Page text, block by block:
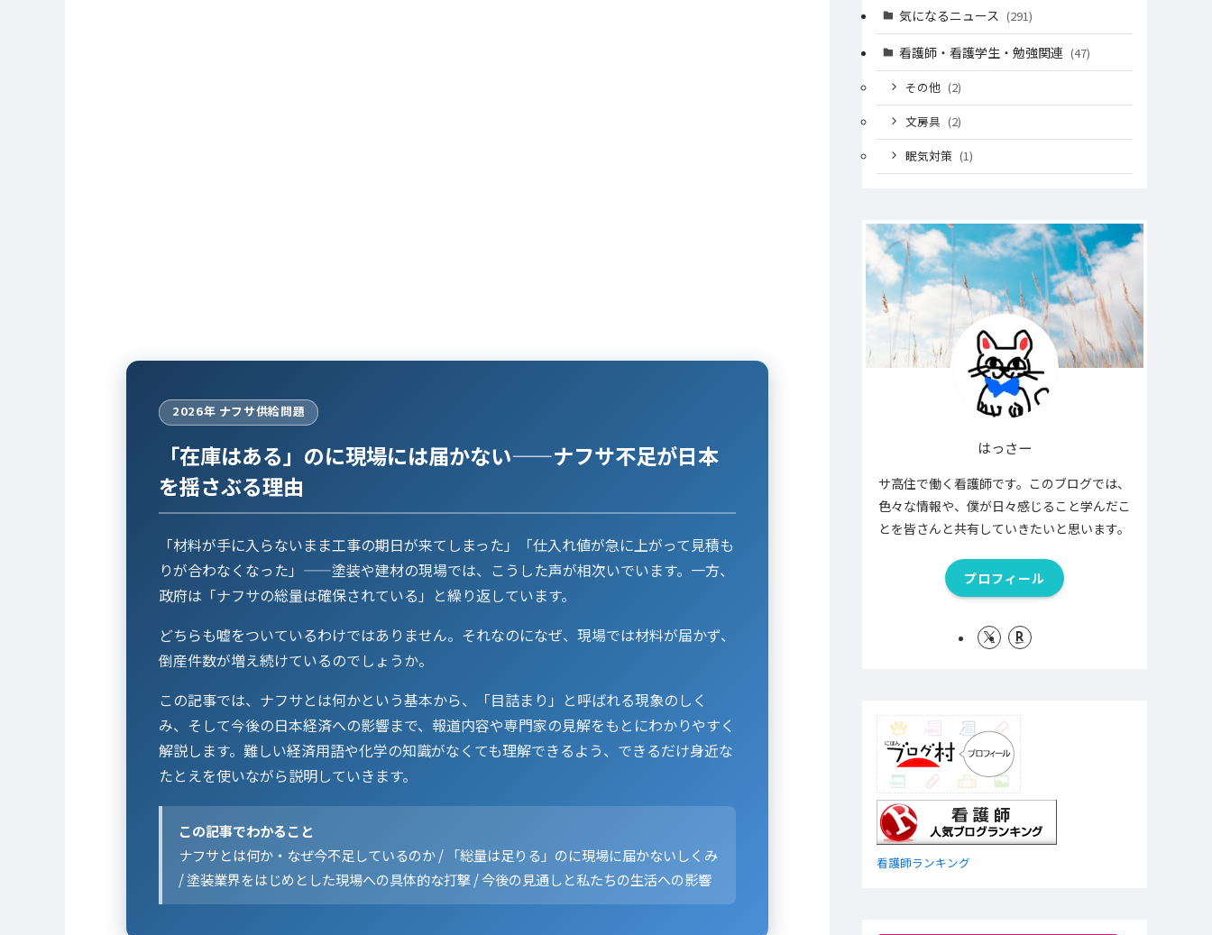
2026年 ナフサ供給問題
「在庫はある」のに現場には届かない——ナフサ不足が日本
を揺さぶる理由
「材料が手に入らないまま工事の期日が来てしまった」「仕入れ値が急に上がって見積も
りが合わなくなった」——塗装や建材の現場では、こうした声が相次いでいます。一方、
政府は「ナフサの総量は確保されている」と繰り返しています。
どちらも嘘をついているわけではありません。それなのになぜ、現場では材料が届かず、
倒産件数が増え続けているのでしょうか。
この記事では、ナフサとは何かという基本から、「目詰まり」と呼ばれる現象のしく
み、そして今後の日本経済への影響まで、報道内容や専門家の見解をもとにわかりやすく
解説します。難しい経済用語や化学の知識がなくても理解できるよう、できるだけ身近な
たとえを使いながら説明していきます。
この記事でわかること
ナフサとは何か・なぜ今不足しているのか / 「総量は足りる」のに現場に届かないしくみ
/ 塗装業界をはじめとした現場への具体的な打撃 / 今後の見通しと私たちの生活への影響
気になるニュース (291)
看護師・看護学生・勉強関連 (47)
その他 (2)
文房具 (2)
眠気対策 (1)
はっさー
サ高住で働く看護師です。このブログでは、
色々な情報や、僕が日々感じること学んだこ
とを皆さんと共有していきたいと思います。
プロフィール
看護師ランキング